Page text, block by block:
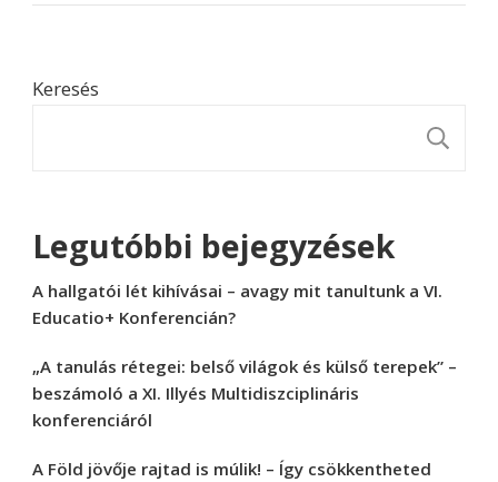
Keresés
Legutóbbi bejegyzések
A hallgatói lét kihívásai – avagy mit tanultunk a VI.
Educatio+ Konferencián?
„A tanulás rétegei: belső világok és külső terepek” –
beszámoló a XI. Illyés Multidiszciplináris
konferenciáról
A Föld jövője rajtad is múlik! – Így csökkentheted